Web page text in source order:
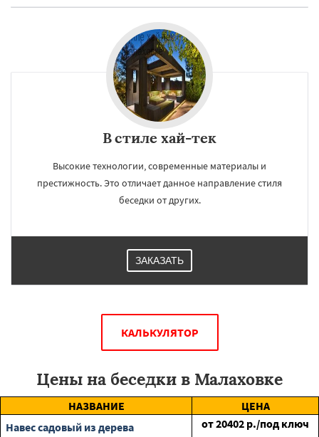
В стиле хай-тек
Высокие технологии, современные материалы и
престижность. Это отличает данное направление стиля
беседки от других.
ЗАКАЗАТЬ
КАЛЬКУЛЯТОР
Цены на беседки в Малаховке
НАЗВАНИЕ
ЦЕНА
Навес садовый из дерева
от20402 р./под ключ